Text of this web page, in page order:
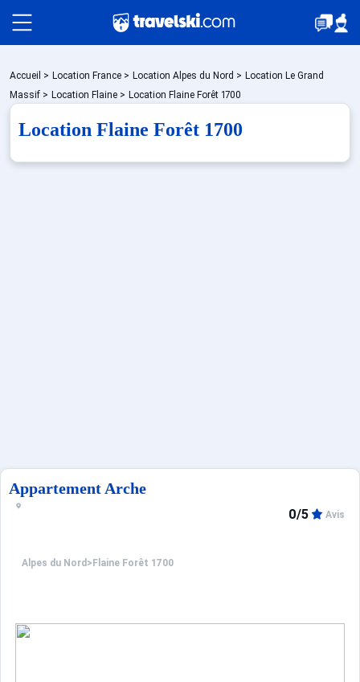
Packages
🚆Train de nuit
Accueil > Location France > Location Alpes du Nord > Location Le Grand
Massif > Location Flaine > Location Flaine Forêt 1700
Location Flaine Forêt 1700
Appartement Arche
Alpes du Nord > Flaine Forêt 1700
0/5 Avis